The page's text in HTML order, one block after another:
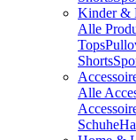
Kinder &
Alle
Tops
Shorts
Alle
Schuhe